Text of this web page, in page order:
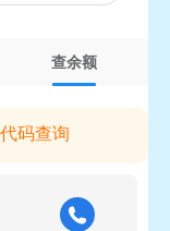
查余额
码查询